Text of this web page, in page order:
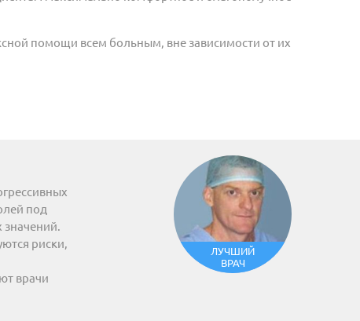
помощи всем больным, вне зависимости от их
под
значений.
риски,
врачи
ЛУЧШИЙ
ВРАЧ